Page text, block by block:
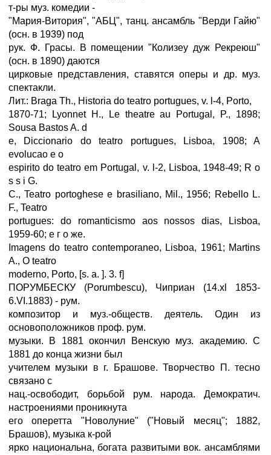
т-ры муз. комедии -
"Мария-Витория", "АБЦ", танц. ансамбль "Верди Гайю"
(осн. в 1939) под
рук. Ф. Грасы. В помещении "Колизеу дуж Рекреюш"
(осн. в 1890) даются
цирковые представления, ставятся оперы и др. муз.
спектакли.
Лит.: Braga Th., Historia do teatro portugues, v. l-4, Porto,
1870-71; Lyonnet H., Le theatre au Portugal, P., 1898;
Sousa Bastos A. d
e, Diccionario do teatro portugues, Lisboa, 1908; A
evolucao e o
espirito do teatro em Portugal, v. l-2, Lisboa, 1948-49; R o
s s i G.
C., Teatro portoghese e brasiliano, Mil., 1956; Rebello L.
F., Teatro
portugues: do romanticismo aos nossos dias, Lisboa,
1959-60; e г о же.
Imagens do teatro contemporaneo, Lisboa, 1961; Martins
A., O teatro
moderno, Porto, [s. a. ]. 3. f]
ПОРУМБЕСКУ (Porumbescu), Чиприан (14.xl 1853-
6.VI.1883) - рум.
композитор и муз.-обществ. деятель. Один из
основоположников проф. рум.
музыки. В 1881 окончил Венскую муз. академию. С
1881 до конца жизни был
учителем музыки в г. Брашове. Творчество П. тесно
связано с
нац.-освободит, борьбой рум. народа. Демократич.
настроениями проникнута
его оперетта "Новолуние" ("Новый месяц"; 1882,
Брашов), музыка к-рой
ярко национальна, богата развитыми вок. ансамблями